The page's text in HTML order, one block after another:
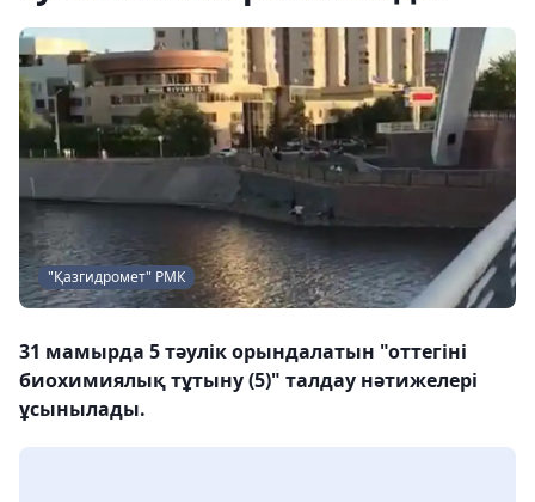
"Қазгидромет" РМК
31 мамырда 5 тәулік орындалатын "оттегіні
биохимиялық тұтыну (5)" талдау нәтижелері
ұсынылады.